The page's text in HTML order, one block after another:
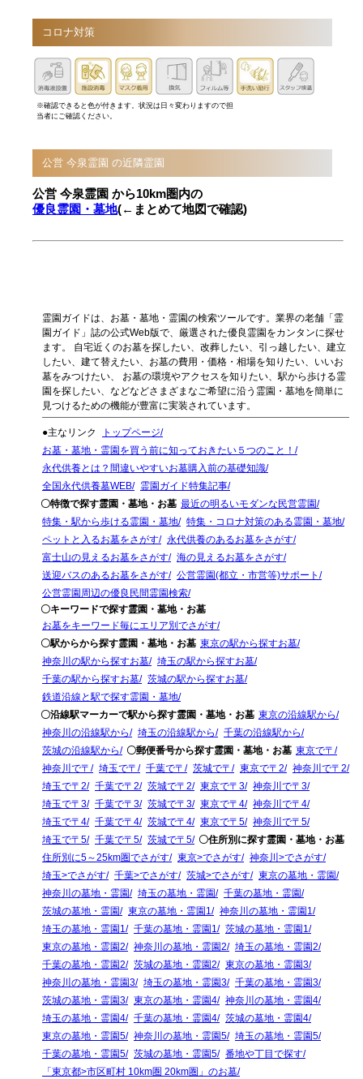
コロナ対策
※確認できると色が付きます。状況は日々変わりますので担
当者にご確認ください。
公営 今泉霊園 の近隣霊園
公営 今泉霊園 から10km圏内の
優良霊園・墓地(←まとめて地図で確認)
霊園ガイドは、お墓・墓地・霊園の検索ツールです。業界の老舗「霊
園ガイド」誌の公式Web版で、厳選された優良霊園をカンタンに探せ
ます。 自宅近くのお墓を探したい、改葬したい、引っ越したい、建立
したい、建て替えたい、お墓の費用・価格・相場を知りたい、いいお
墓をみつけたい、 お墓の環境やアクセスを知りたい、駅から歩ける霊
園を探したい、などなどさまざまなご希望に沿う霊園・墓地を簡単に
見つけるための機能が豊富に実装されています。
●主なリンク
トップページ
お墓・墓地・霊園を買う前に知っておきたい５つのこと！
永代供養とは？間違いやすいお墓購入前の基礎知識
全国永代供養墓WEB
霊園ガイド特集記事
〇特徴で探す霊園・墓地・お墓 最近の明るいモダンな民営霊園
特集・駅から歩ける霊園・墓地
特集・コロナ対策のある霊園・墓地
ペットと入るお墓をさがす
永代供養のあるお墓をさがす
富士山の見えるお墓をさがす
海の見えるお墓をさがす
送迎バスのあるお墓をさがす
公営霊園(都立・市営等)サポート
公営霊園周辺の優良民間霊園検索
〇キーワードで探す霊園・墓地・お墓
お墓をキーワード毎にエリア別でさがす
〇駅からから探す霊園・墓地・お墓 東京の駅から探すお墓
神奈川の駅から探すお墓
埼玉の駅から探すお墓
千葉の駅から探すお墓
茨城の駅から探すお墓
鉄道沿線と駅で探す霊園・墓地
〇沿線駅マーカーで駅から探す霊園・墓地・お墓 東京の沿線駅から
神奈川の沿線駅から
埼玉の沿線駅から
千葉の沿線駅から
茨城の沿線駅から
〇郵便番号から探す霊園・墓地・お墓 東京で〒
神奈川で〒
埼玉で〒 千葉で〒 茨城で〒 東京で〒2
神奈川で〒2
埼玉で〒2
千葉で〒2 茨城で〒2 東京で〒3
神奈川で〒3
埼玉で〒3
千葉で〒3 茨城で〒3 東京で〒4
神奈川で〒4
埼玉で〒4
千葉で〒4 茨城で〒4 東京で〒5
神奈川で〒5
埼玉で〒5
千葉で〒5 茨城で〒5
〇住所別に探す霊園・墓地・お墓
住所別に5～25km圏でさがす
東京>でさがす
神奈川>でさがす
埼玉>でさがす
千葉>でさがす 茨城>でさがす
東京の墓地・霊園
神奈川の墓地・霊園
埼玉の墓地・霊園
千葉の墓地・霊園
茨城の墓地・霊園
東京の墓地・霊園1
神奈川の墓地・霊園1
埼玉の墓地・霊園1
千葉の墓地・霊園1
茨城の墓地・霊園1
東京の墓地・霊園2
神奈川の墓地・霊園2
埼玉の墓地・霊園2
千葉の墓地・霊園2
茨城の墓地・霊園2
東京の墓地・霊園3
神奈川の墓地・霊園3
埼玉の墓地・霊園3
千葉の墓地・霊園3
茨城の墓地・霊園3
東京の墓地・霊園4
神奈川の墓地・霊園4
埼玉の墓地・霊園4
千葉の墓地・霊園4
茨城の墓地・霊園4
東京の墓地・霊園5
神奈川の墓地・霊園5
埼玉の墓地・霊園5
千葉の墓地・霊園5
茨城の墓地・霊園5
番地や丁目で探す
「東京都>市区町村 10km圏 20km圏」のお墓